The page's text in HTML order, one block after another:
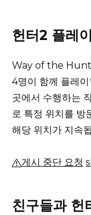
헌터2 플레
Way of the
4명이 함께 플레
곳에서 수행하는
로 특정 위치를 방
해당 위치가 지속
게시 중단 요청
친구들과 헌